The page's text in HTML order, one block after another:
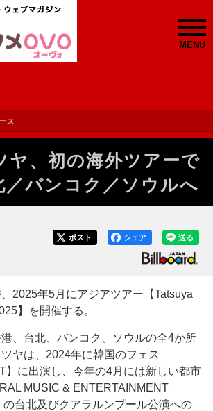
MENU
ス
ヤ、初の海外ツアーで
／バンコク／ソウルへ
送る
シェア
ポスト
2025年5月にアジアツアー【Tatsuya
】を開催する。
、台北、バンコク、ソウルの全4か所
ヤは、2024年に韓国のフェス
】に出演し、今年の4月には新しい都市
MUSIC & ENTERTAINMENT
の台北及びクアラルンプール公演への